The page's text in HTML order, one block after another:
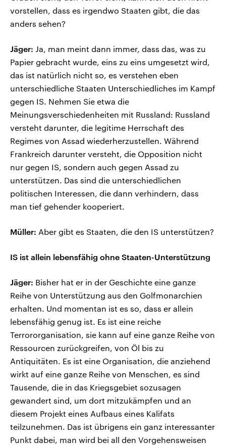
vorstellen, dass es irgendwo Staaten gibt, die das
anders sehen?
Jäger: Ja, man meint dann immer, dass das, was zu
Papier gebracht wurde, eins zu eins umgesetzt wird,
das ist natürlich nicht so, es verstehen eben
unterschiedliche Staaten Unterschiedliches im Kampf
gegen IS. Nehmen Sie etwa die
Meinungsverschiedenheiten mit Russland: Russland
versteht darunter, die legitime Herrschaft des
Regimes von Assad wiederherzustellen. Während
Frankreich darunter versteht, die Opposition nicht
nur gegen IS, sondern auch gegen Assad zu
unterstützen. Das sind die unterschiedlichen
politischen Interessen, die dann verhindern, dass
man tief gehender kooperiert.
Müller: Aber gibt es Staaten, die den IS unterstützen?
IS ist allein lebensfähig ohne Staaten-Unterstützung
Jäger: Bisher hat er in der Geschichte eine ganze
Reihe von Unterstützung aus den Golfmonarchien
erhalten. Und momentan ist es so, dass er allein
lebensfähig genug ist. Es ist eine reiche
Terrororganisation, sie kann auf eine ganze Reihe von
Ressourcen zurückgreifen, von Öl bis zu
Antiquitäten. Es ist eine Organisation, die anziehend
wirkt auf eine ganze Reihe von Menschen, es sind
Tausende, die in das Kriegsgebiet sozusagen
gewandert sind, um dort mitzukämpfen und an
diesem Projekt eines Aufbaus eines Kalifats
teilzunehmen. Das ist übrigens ein ganz interessanter
Punkt dabei, man wird bei all den Vorgehensweisen